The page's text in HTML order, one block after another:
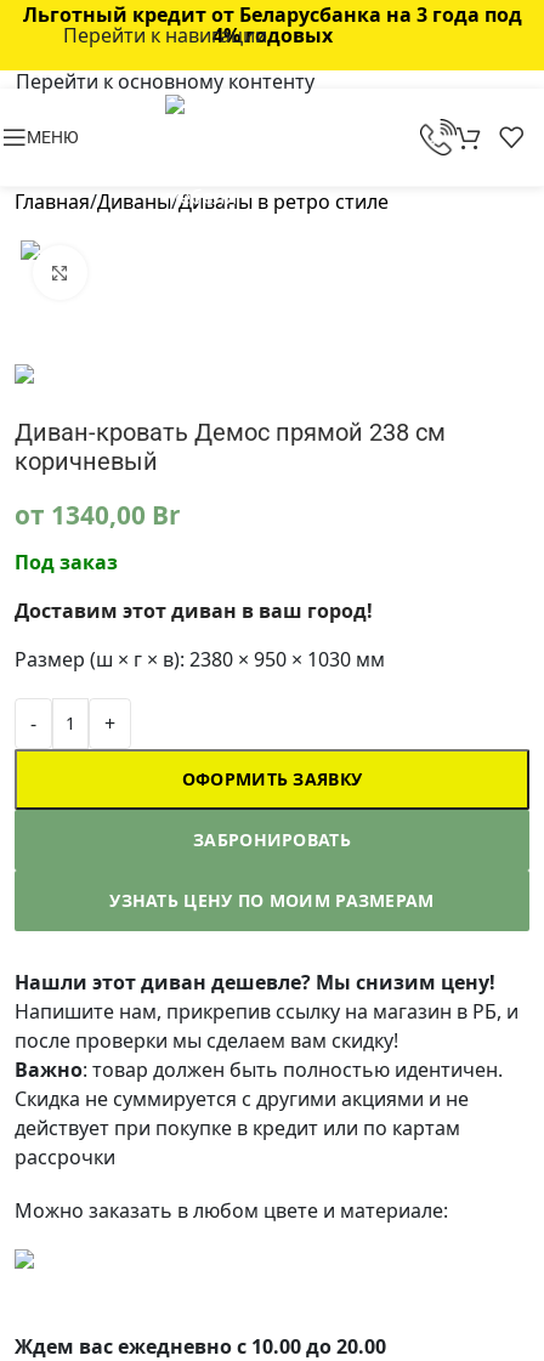
Перейти к навигации
Перейти к основному контенту
Льготный кредит от Беларусбанка на 3 года под
4% годовых
МЕНЮ
Главная/Диваны/Диваны в ретро стиле
Диван-кровать Демос прямой 238 см
коричневый
от 1340,00 Br
Под заказ
Доставим этот диван в ваш город!
Размер (ш × г × в): 2380 × 950 × 1030 мм
- +
ЗАБРОНИРОВАТЬ
ОФОРМИТЬ ЗАЯВКУ
УЗНАТЬ ЦЕНУ ПО МОИМ РАЗМЕРАМ
Нашли этот диван дешевле? Мы снизим цену!
Напишите нам, прикрепив ссылку на магазин в РБ, и
после проверки мы сделаем вам скидку!
Важно: товар должен быть полностью идентичен.
Скидка не суммируется с другими акциями и не
действует при покупке в кредит или по картам
рассрочки
Можно заказать в любом цвете и материале:
Ждем вас ежедневно с 10.00 до 20.00